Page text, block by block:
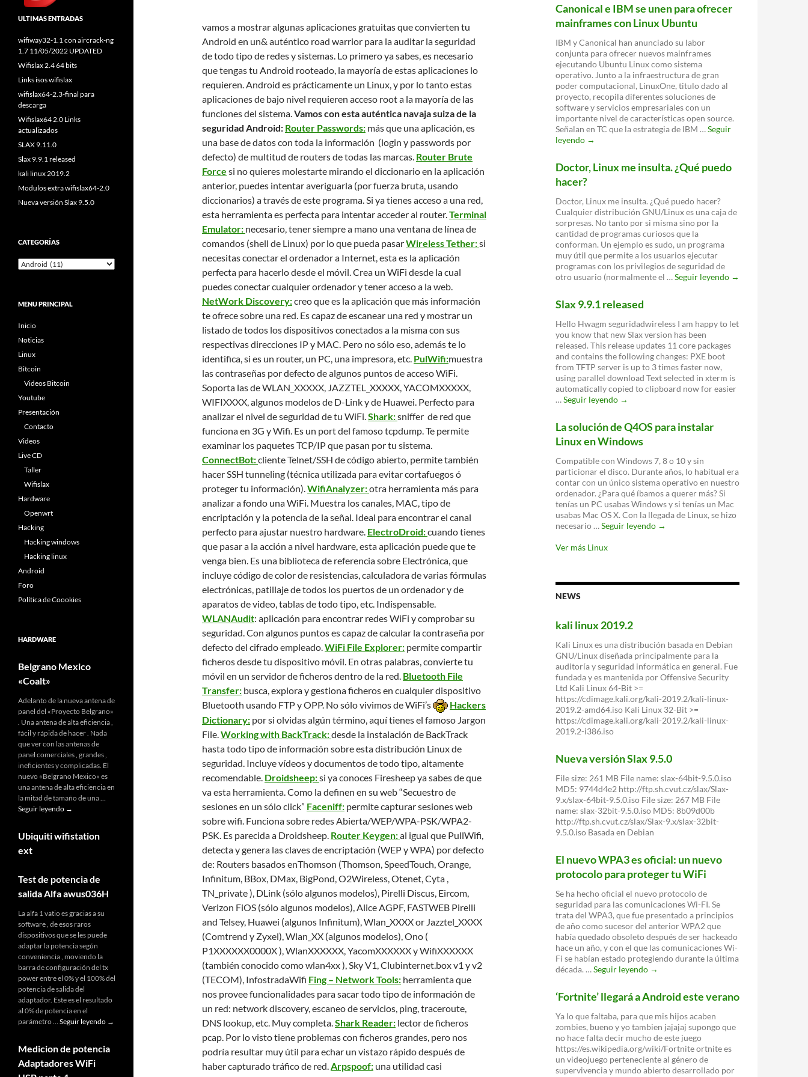
vamos a mostrar algunas aplicaciones gratuitas que convierten tu
Android en un& auténtico road warrior para la auditar la seguridad
de todo tipo de redes y sistemas. Lo primero ya sabes, es necesario
que tengas tu Android rooteado, la mayoría de estas aplicaciones lo
requieren. Android es prácticamente un Linux, y por lo tanto estas
aplicaciones de bajo nivel requieren acceso root a la mayoría de las
funciones del sistema.Vamos con esta auténtica navaja suiza de la
seguridad Android: Router Passwords: más que una aplicación, es
una base de datos con toda la información (login y passwords por
defecto) de multitud de routers de todas las marcas. Router Brute
Force si no quieres molestarte mirando el diccionario en la aplicación
anterior, puedes intentar averiguarla (por fuerza bruta, usando
diccionarios) a través de este programa. Si ya tienes acceso a una red,
esta herramienta es perfecta para intentar acceder al router.Terminal
Emulator: necesario, tener siempre a mano una ventana de línea de
comandos (shell de Linux) por lo que pueda pasarWireless Tether:si
necesitas conectar el ordenador a Internet, esta es la aplicación
perfecta para hacerlo desde el móvil. Crea un WiFi desde la cual
puedes conectar cualquier ordenador y tener acceso a la web.
NetWork Discovery:creo que es la aplicación que más información
te ofrece sobre una red. Es capaz de escanear una red y mostrar un
listado de todos los dispositivos conectados a la misma con sus
respectivas direcciones IP y MAC. Pero no sólo eso, además te lo
identifica, si es un router, un PC, una impresora, etc. PulWifi:muestra
las contraseñas por defecto de algunos puntos de acceso WiFi.
Soporta las de WLAN_XXXXX, JAZZTEL_XXXXX, YACOMXXXXX,
WIFIXXXX, algunos modelos de D-Link y de Huawei. Perfecto para
analizar el nivel de seguridad de tu WiFi.Shark:sniffer de red que
funciona en 3G y Wifi. Es un port del famoso tcpdump. Te permite
examinar los paquetes TCP/IP que pasan por tu sistema.
ConnectBot:cliente Telnet/SSH de código abierto, permite también
hacer SSH tunneling (técnica utilizada para evitar cortafuegos ó
proteger tu información).WifiAnalyzer:otra herramienta más para
analizar a fondo una WiFi. Muestra los canales, MAC, tipo de
encriptación y la potencia de la señal. Ideal para encontrar el canal
perfecto para ajustar nuestro hardware. ElectroDroid:cuando tienes
que pasar a la acción a nivel hardware, esta aplicación puede que te
venga bien. Es una biblioteca de referencia sobre Electrónica, que
incluye código de color de resistencias, calculadora de varias fórmulas
electrónicas, patillaje de todos los puertos de un ordenador y de
aparatos de video, tablas de todo tipo, etc. Indispensable.
WLANAudit: aplicación para encontrar redes WiFi y comprobar su
seguridad. Con algunos puntos es capaz de calcular la contraseña por
defecto del cifrado empleado.WiFi File Explorer: permite compartir
ficheros desde tu dispositivo móvil. En otras palabras, convierte tu
móvil en un servidor de ficheros dentro de la red. Bluetooth File
Transfer: busca, explora y gestiona ficheros en cualquier dispositivo
Bluetooth usando FTP y OPP. No sólo vivimos de WiFi’s
Hackers
Dictionary: por si olvidas algún término, aquí tienes el famoso Jargon
File.Working with BackTrack:desde la instalación de BackTrack
hasta todo tipo de información sobre esta distribución Linux de
seguridad. Incluye vídeos y documentos de todo tipo, altamente
recomendable. Droidsheep:si ya conoces Firesheep ya sabes de que
va esta herramienta. Como la definen en su web “Secuestro de
sesiones en un sólo click” Faceniff: permite capturar sesiones web
sobre wifi. Funciona sobre redes Abierta/WEP/WPA-PSK/WPA2-
PSK. Es parecida a Droidsheep. Router Keygen:al igual que PullWifi,
detecta y genera las claves de encriptación (WEP y WPA) por defecto
de: Routers basados enThomson (Thomson, SpeedTouch, Orange,
Infinitum, BBox, DMax, BigPond, O2Wireless, Otenet, Cyta ,
TN_private ), DLink (sólo algunos modelos), Pirelli Discus, Eircom,
Verizon FiOS (sólo algunos modelos), Alice AGPF, FASTWEB Pirelli
and Telsey, Huawei (algunos Infinitum), Wlan_XXXX or Jazztel_XXXX
(Comtrend y Zyxel), Wlan_XX (algunos modelos), Ono (
P1XXXXXX0000X ), WlanXXXXXX, YacomXXXXXX y WifiXXXXXX
(también conocido como wlan4xx ), Sky V1, Clubinternet.box v1 y v2
(TECOM), InfostradaWifi Fing – Network Tools: herramienta que
nos provee funcionalidades para sacar todo tipo de información de
un red: network discovery, escaneo de servicios, ping, traceroute,
DNS lookup, etc. Muy completa.Shark Reader: lector de ficheros
pcap. Por lo visto tiene problemas con ficheros grandes, pero nos
podría resultar muy útil para echar un vistazo rápido después de
haber capturado tráfico de red.Arpspoof: una utilidad casi
Canonical e IBM se unen para ofrecer
mainframes con Linux Ubuntu
IBM y Canonical han anunciado su labor
conjunta para ofrecer nuevos mainframes
ejecutando Ubuntu Linux como sistema
operativo. Junto a la infraestructura de gran
poder computacional, LinuxOne, titulo dado al
proyecto, recopila diferentes soluciones de
software y servicios empresariales con un
importante nivel de características open source.
Señalan en TC que la estrategia de IBM …Seguir
leyendo Canonical
se
unen
ofrecer
mainframes
con
Linux
Ubuntu
→
Doctor, Linux me insulta. ¿Qué puedo
hacer?
Doctor, Linux me insulta. ¿Qué puedo hacer?
Cualquier distribución GNU/Linux es una caja de
sorpresas. No tanto por si misma sino por la
cantidad de programas curiosos que la
conforman. Un ejemplo es sudo, un programa
muy útil que permite a los usuarios ejecutar
programas con los privilegios de seguridad de
otro usuario (normalmente el …Seguir leyendo Doctor,
¿Qué
puedo
→
Slax 9.9.1 released
Hello Hwagm seguridadwireless I am happy to let
you know that new Slax version has been
released. This release updates 11 core packages
and contains the following changes: PXE boot
from TFTP server is up to 3 times faster now,
using parallel download Text selected in xterm is
automatically copied to clipboard now for easier
…Seguir leyendo Slax
→
La solución de Q4OS para instalar
Linux en Windows
Compatible con Windows 7, 8 o 10 y sin
particionar el disco. Durante años, lo habitual era
contar con un único sistema operativo en nuestro
ordenador. ¿Para qué íbamos a querer más? Si
tenías un PC usabas Windows y si tenías un Mac
usabas Mac OS X. Con la llegada de Linux, se hizo
necesario …Seguir leyendo La
→
Ver más Linux
NEWS
kali linux 2019.2
Kali Linux es una distribución basada en Debian
GNU/Linux diseñada principalmente para la
auditoría y seguridad informática en general. Fue
fundada y es mantenida por Offensive Security
Ltd Kali Linux 64-Bit >=
https://cdimage.kali.org/kali-2019.2/kali-linux-
2019.2-amd64.iso Kali Linux 32-Bit >=
https://cdimage.kali.org/kali-2019.2/kali-linux-
2019.2-i386.iso
Nueva versión Slax 9.5.0
File size: 261 MB File name: slax-64bit-9.5.0.iso
MD5: 9744d4e2 http://ftp.sh.cvut.cz/slax/Slax-
9.x/slax-64bit-9.5.0.iso File size: 267 MB File
name: slax-32bit-9.5.0.iso MD5: 8b09d00b
http://ftp.sh.cvut.cz/slax/Slax-9.x/slax-32bit-
9.5.0.iso Basada en Debian
El nuevo WPA3 es oficial: un nuevo
protocolo para proteger tu WiFi
Se ha hecho oficial el nuevo protocolo de
seguridad para las comunicaciones Wi-FI. Se
trata del WPA3, que fue presentado a principios
de año como sucesor del anterior WPA2 que
había quedado obsoleto después de ser hackeado
hace un año, y con el que las comunicaciones Wi-
Fi se habían estado protegiendo durante la última
década. …Seguir leyendo El
es
oficial:
un
nuevo
protocolo
para
proteger
→
‘Fortnite’ llegará a Android este verano
Ya lo que faltaba, para que mis hijos acaben
zombies, bueno y yo tambien jajajaj supongo que
no hace falta decir mucho de este juego
https://es.wikipedia.org/wiki/Fortnite ortnite es
un videojuego perteneciente al género de
supervivencia y mundo abierto desarrollado por
ULTIMAS ENTRADAS
wifiway32-1.1 con aircrack-ng
1.7 11/05/2022 UPDATED
Wifislax 2.4 64 bits
Links isos wifislax
wifislax64-2.3-final para
descarga
Wifislax64 2.0 Links
actualizados
SLAX 9.11.0
Slax 9.9.1 released
kali linux 2019.2
Modulos extra wifislax64-2.0
Nueva versión Slax 9.5.0
CATEGORÍAS
MENU PRINCIPAL
Inicio
Noticias
Linux
Bitcoin
Videos Bitcoin
Youtube
Presentación
Contacto
Videos
Live CD
Taller
Wifislax
Hardware
Openwrt
Hacking
Hacking windows
Hacking linux
Android
Foro
Política de Coookies
HARDWARE
Belgrano Mexico
«Coalt»
Adelanto de la nueva antena de
panel del «Proyecto Belgrano»
. Una antena de alta eficiencia ,
fácil y rápida de hacer . Nada
que ver con las antenas de
panel comerciales , grandes ,
ineficientes y complicadas. El
nuevo «Belgrano Mexico» es
una antena de alta eficiencia en
la mitad de tamaño de una …
Seguir leyendo Belgrano
→
Ubiquiti wifistation
ext
Test de potencia de
salida Alfa awus036H
La alfa 1 vatio es gracias a su
software , de esos raros
dispositivos que se les puede
adaptar la potencia según
conveniencia , moviendo la
barra de configuración del tx
power entre el 0% y el 100% del
potencia de salida del
adaptador. Este es el resultado
al 0% de potencia en el
parámetro … Seguir leyendo Test
de
→
Medicion de potencia
Adaptadores WiFi